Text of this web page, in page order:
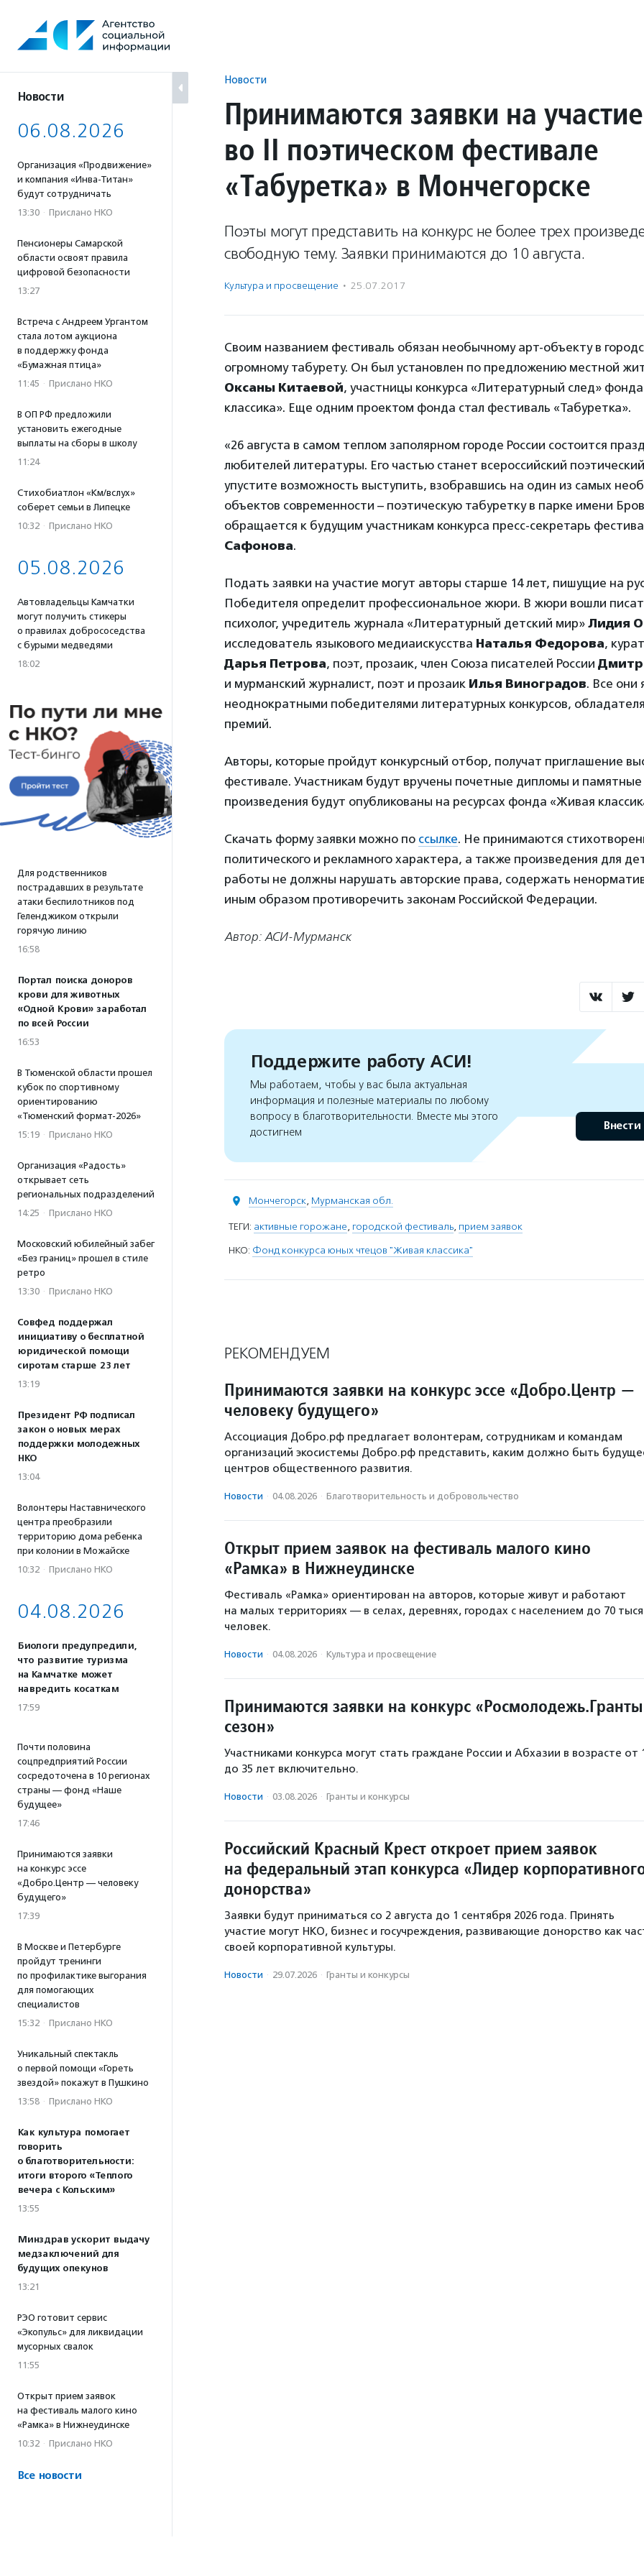
содержанию
Новости
06.08.2026
Организация «Продвижение»
и компания «Инва-Титан»
будут сотрудничать
13:30 · Прислано НКО
Пенсионеры Самарской
области освоят правила
цифровой безопасности
13:27
Встреча с Андреем Ургантом
стала лотом аукциона
в поддержку фонда
«Бумажная птица»
11:45 · Прислано НКО
В ОП РФ предложили
установить ежегодные
выплаты на сборы в школу
11:24
Стихобиатлон «Км/вслух»
соберет семьи в Липецке
10:32 · Прислано НКО
05.08.2026
Автовладельцы Камчатки
могут получить стикеры
о правилах добрососедства
с бурыми медведями
18:02
Для родственников
пострадавших в результате
атаки беспилотников под
Геленджиком открыли
горячую линию
16:58
Портал поиска доноров
крови для животных
«Одной Крови» заработал
по всей России
16:53
В Тюменской области прошел
кубок по спортивному
ориентированию
«Тюменский формат-2026»
15:19 · Прислано НКО
Организация «Радость»
открывает сеть
региональных подразделений
14:25 · Прислано НКО
Московский юбилейный забег
«Без границ» прошел в стиле
ретро
13:30 · Прислано НКО
Совфед поддержал
инициативу о бесплатной
юридической помощи
сиротам старше 23 лет
13:19
Президент РФ подписал
закон о новых мерах
поддержки молодежных
НКО
13:04
Волонтеры Наставнического
центра преобразили
территорию дома ребенка
при колонии в Можайске
10:32 · Прислано НКО
04.08.2026
Биологи предупредили,
что развитие туризма
на Камчатке может
навредить косаткам
17:59
Почти половина
соцпредприятий России
сосредоточена в 10 регионах
страны — фонд «Наше
будущее»
17:46
Принимаются заявки
на конкурс эссе
«Добро.Центр — человеку
будущего»
17:39
В Москве и Петербурге
пройдут тренинги
по профилактике выгорания
для помогающих
специалистов
15:32 · Прислано НКО
Уникальный спектакль
о первой помощи «Гореть
звездой» покажут в Пушкино
13:58 · Прислано НКО
Как культура помогает
говорить
о благотворительности:
итоги второго «Теплого
вечера с Кольским»
13:55
Минздрав ускорит выдачу
медзаключений для
будущих опекунов
13:21
РЭО готовит сервис
«Экопульс» для ликвидации
мусорных свалок
11:55
Открыт прием заявок
на фестиваль малого кино
«Рамка» в Нижнеудинске
10:32 · Прислано НКО
Все новости
Новости
Принимаются заявки на участие
во II поэтическом фестивале
«Табуретка» в Мончегорске
Поэты могут представить на конкурс не более трех
свободную тему. Заявки принимаются до 10 августа.
Культура и просвещение · 25.07.2017
Своим названием фестиваль обязан необычному арт-объекту в
огромному табурету. Он был установлен по предложению местной
Оксаны Китаевой, участницы конкурса «Литературный след»
классика». Еще одним проектом фонда стал фестиваль «Табуретка».
«26 августа в самом теплом заполярном городе России состоится
любителей литературы. Его частью станет всероссийский
упустите возможность выступить, взобравшись на один из самых
объектов современности – поэтическую табуретку в парке имени
обращается к будущим участникам конкурса пресс-секретарь
Сафонова.
Подать заявки на участие могут авторы старше 14 лет, пишущие на
Победителя определит профессиональное жюри. В жюри вошли
психолог, учредитель журнала «Литературный детский мир» Лидия
исследователь языкового медиаискусства Наталья Федорова,
Дарья Петрова, поэт, прозаик, член Союза писателей России
и мурманский журналист, поэт и прозаик Илья Виноградов. Все они
неоднократными победителями литературных конкурсов,
премий.
Авторы, которые пройдут конкурсный отбор, получат приглашение
фестивале. Участникам будут вручены почетные дипломы и
произведения будут опубликованы на ресурсах фонда «Живая
Скачать форму заявки можно по ссылке. Не принимаются
политического и рекламного характера, а также произведения для
работы не должны нарушать авторские права, содержать
иным образом противоречить законам Российской Федерации.
Автор: АСИ-Мурманск
Поддержите работу АСИ!
Мы работаем, чтобы у вас была актуальная
информация и полезные материалы по любому
вопросу в благотворительности. Вместе мы этого
достигнем
Внести
Мончегорск, Мурманская обл.
ТЕГИ: активные горожане, городской фестиваль, прием заявок
НКО: Фонд конкурса юных чтецов "Живая классика"
РЕКОМЕНДУЕМ
Принимаются заявки на конкурс эссе «Добро.Центр —
человеку будущего»
Ассоциация Добро.рф предлагает волонтерам, сотрудникам и командам
организаций экосистемы Добро.рф представить, каким должно быть
центров общественного развития.
Новости · 04.08.2026 · Благотвори­тель­ность и доброволь­чест­во
Открыт прием заявок на фестиваль малого кино
«Рамка» в Нижнеудинске
Фестиваль «Рамка» ориентирован на авторов, которые живут и работают
на малых территориях — в селах, деревнях, городах с населением до 70
человек.
Новости · 04.08.2026 · Культура и просвещение
Принимаются заявки на конкурс
сезон»
Участниками конкурса могут стать граждане России и Абхазии в возрасте от
до 35 лет включительно.
Новости · 03.08.2026 · Гранты и конкурсы
Российский Красный Крест откроет прием заявок
на федеральный этап конкурса «Лидер
донорства»
Заявки будут приниматься со 2 августа до 1 сентября 2026 года. Принять
участие могут НКО, бизнес и госучреждения, развивающие донорство как
своей корпоративной культуры.
Новости · 29.07.2026 · Гранты и конкурсы